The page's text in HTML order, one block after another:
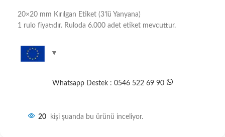
20×20 mm Kırılgan Etiket (3’lü Yanyana)
1 rulo fiyatıdır. Ruloda 6.000 adet etiket mevcuttur.
Whatsapp Destek : 0546 522 69 90
20 kişi şuanda bu ürünü inceliyor.